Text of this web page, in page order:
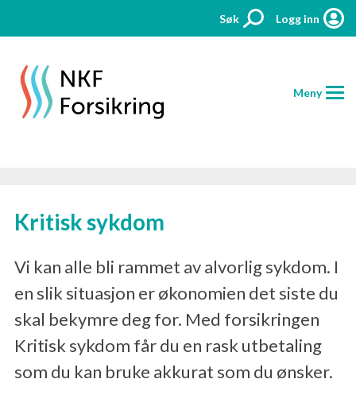
Søk Logg inn
Meny
FORSIKRINGER
PRISER
AKTUELT
KONTAKT
MELD SKADE
Kritisk sykdom
Vi kan alle bli rammet av alvorlig sykdom. I
en slik situasjon er økonomien det siste du
skal bekymre deg for. Med forsikringen
Kritisk sykdom får du en rask utbetaling
som du kan bruke akkurat som du ønsker.